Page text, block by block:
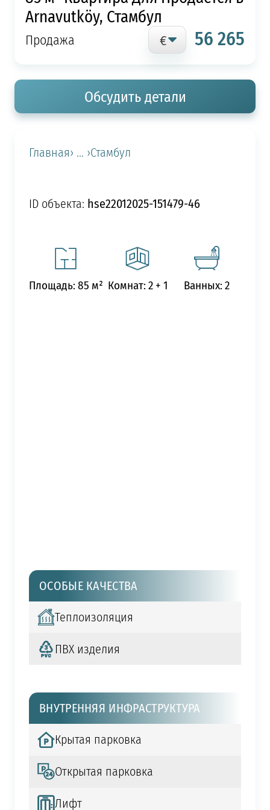
Arnavutköy, Стамбул
Продажа 56 265
Обсудить детали
Главная› ... ›Стамбул
ID объекта: hse22012025-151479-46
Площадь: 85 м² Комнат: 2 + 1 Ванных: 2
ОСОБЫЕ КАЧЕСТВА
Теплоизоляция
ПВХ изделия
ВНУТРЕННЯЯ ИНФРАСТРУКТУРА
Крытая парковка
Открытая парковка
Лифт